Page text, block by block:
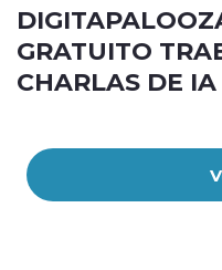
GRATUITO
CHARLAS DE